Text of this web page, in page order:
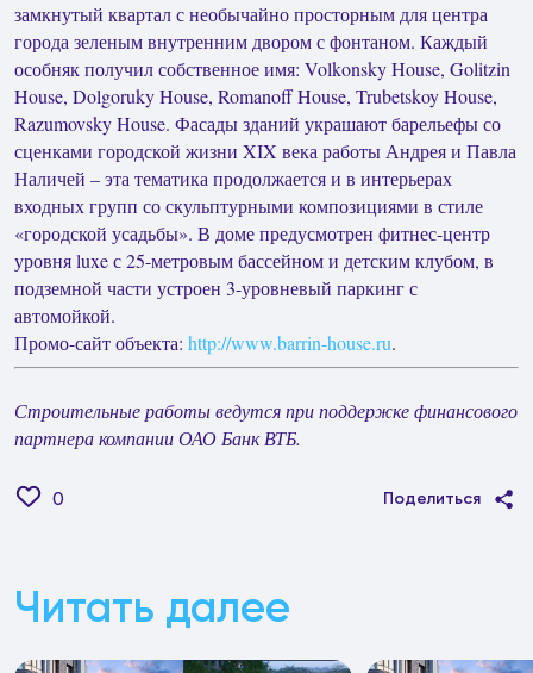
замкнутый квартал с необычайно просторным для центра
города зеленым внутренним двором с фонтаном. Каждый
особняк получил собственное имя: Volkonsky House, Golitzin
House, Dolgoruky House, Romanoff House, Trubetskoy House,
Razumovsky House. Фасады зданий украшают барельефы со
сценками городской жизни XIX века работы Андрея и Павла
Наличей – эта тематика продолжается и в интерьерах
входных групп со скульптурными композициями в стиле
«городской усадьбы». В доме предусмотрен фитнес-центр
уровня luxe с 25-метровым бассейном и детским клубом, в
подземной части устроен 3-уровневый паркинг с
автомойкой.
Промо-сайт объекта: http://www.barrin-house.ru.
Строительные работы ведутся при поддержке финансового
партнера компании ОАО Банк ВТБ.
0 Поделиться
Читать далее